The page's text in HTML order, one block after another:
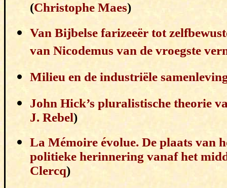
(Christophe Maes)
Van Bijbelse farizeeër tot
van Nicodemus van de vroegste
Milieu en de industriële
John Hick’s pluralistische theorie
J. Rebel)
La Mémoire évolue. De plaats van
politieke herinnering vanaf het
Clercq)